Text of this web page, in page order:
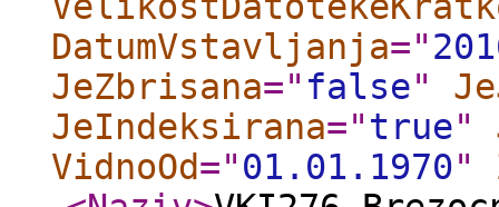
DatumVstavljanja="
JeZbrisana=" false"
JeIndeksirana="true"
VidnoOd="01.01.1970"